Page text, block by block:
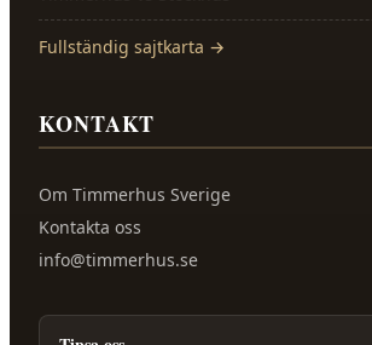
Fullständig sajtkarta →
KONTAKT
Om Timmerhus Sverige
Kontakta oss
info@timmerhus.se